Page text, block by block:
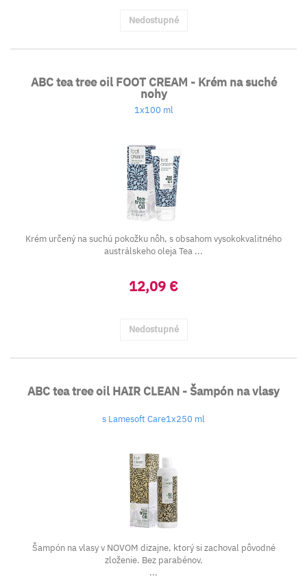
Nedostupné
ABC tea tree oil FOOT CREAM - Krém na suché
nohy
1x100 ml
Krém určený na suchú pokožku nôh, s obsahom vysokokvalitného
austrálskeho oleja Tea ...
12,09 €
Nedostupné
ABC tea tree oil HAIR CLEAN - Šampón na vlasy
s Lamesoft Care1x250 ml
Šampón na vlasy v NOVOM dizajne, ktorý si zachoval pôvodné
zloženie. Bez parabénov.
...